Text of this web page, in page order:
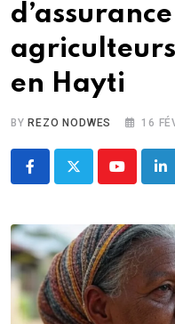
en Hayti
BY REZO NODWES 16
Youtube